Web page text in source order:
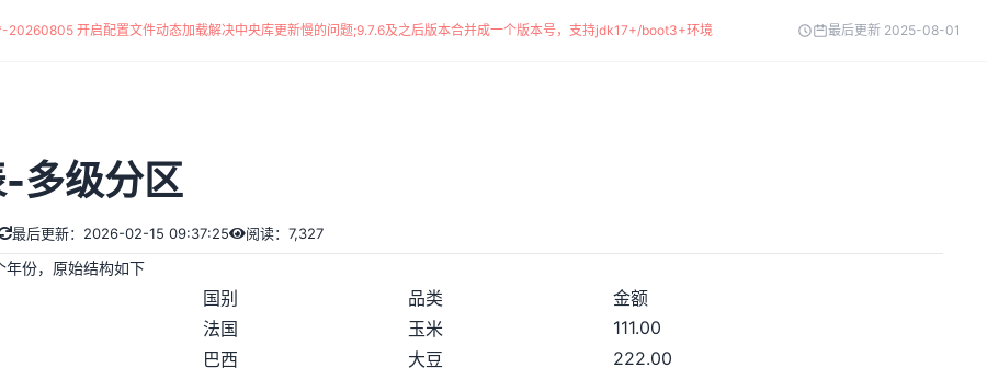
20260805 开启配置文件动态加载解决中央库更新慢的问题;9.7.6及之后版本合并成一个版本号，支持jdk17+/boot3+环境 最后更新 2025-08-01
多级分区
最后更新：2026-02-15 09:37:25 阅读：7,327
年份，原始结构如下
国别 品类
金额
法国 玉米
111.00
巴西 大豆 222.00